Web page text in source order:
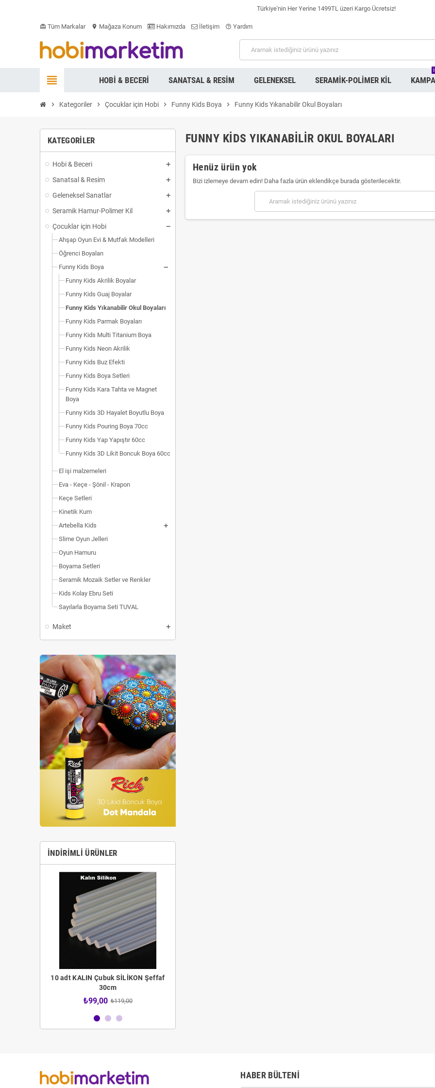
Türkiye'nin Her Yerine 1499TL üzeri Kargo Ücretsiz!
card_giftcard Tüm Markalar location_on Mağaza Konum Hakımızda İletişim help_outline Yardım
view_headline HOBI & BECERI SANATSAL & RESIM GELENEKSEL SERAMIK-POLIMER KIL
chevron_right Kategoriler chevron_right Çocuklar için Hobi chevron_right Funny Kids Boya chevron_right Funny Kids Yıkanabilir Okul Boyaları
KATEGORILER
Hobi & Beceri
Sanatsal & Resim
Geleneksel Sanatlar
Seramik Hamur-Polimer Kil
Çocuklar için Hobi
Ahşap Oyun Evi & Mutfak Modelleri
Öğrenci Boyaları
Funny Kids Boya
Funny Kids Akrilik Boyalar
Funny Kids Guaj Boyalar
Funny Kids Yıkanabilir Okul Boyaları
Funny Kids Parmak Boyaları
Funny Kids Multi Titanium Boya
Funny Kids Neon Akrilik
Funny Kids Buz Efekti
Funny Kids Boya Setleri
Funny Kids Kara Tahta ve Magnet
Boya
Funny Kids 3D Hayalet Boyutlu Boya
Funny Kids Pouring Boya 70cc
Funny Kids Yap Yapıştır 60cc
Funny Kids 3D Likit Boncuk Boya 60cc
El işi malzemeleri
Eva - Keçe - Şönil - Krapon
Keçe Setleri
Kinetik Kum
Artebella Kids
Slime Oyun Jelleri
Oyun Hamuru
Boyama Setleri
Seramik Mozaik Setler ve Renkler
Kids Kolay Ebru Seti
Sayılarla Boyama Seti TUVAL
Maket
İNDIRIMLI ÜRÜNLER
10 adt KALIN Çubuk SİLİKON Şeffaf
30cm
₺99,00 ₺119,00
FUNNY KIDS YIKANABILIR OKUL BOYALARI
Henüz ürün yok
Bizi izlemeye devam edin! Daha fazla ürün eklendikçe burada gösterilecektir.
HABER BÜLTENI